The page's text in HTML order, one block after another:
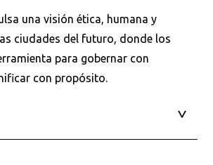
una visión ética, humana y
ciudades del futuro, donde los
para gobernar con
con propósito.